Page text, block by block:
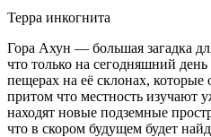
Терра инкогнита
Гора Ахун — большая загадка
что только на сегодняшний
пещерах на её склонах,
притом что местность изучают
находят новые подземные
что в скором будущем будет